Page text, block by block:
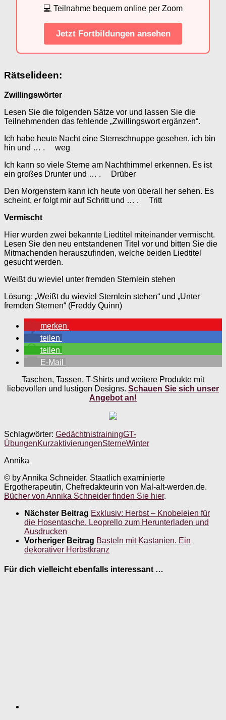
💻 Teilnahme bequem online per Zoom
Jetzt Fortbildungen ansehen
Rätselideen:
Zwillingswörter
Lesen Sie die folgenden Sätze vor und lassen Sie die
Teilnehmenden das fehlende „Zwillingswort ergänzen“.
Ich habe heute Nacht eine Sternschnuppe gesehen, ich bin
hin und … . weg
Ich kann so viele Sterne am Nachthimmel erkennen. Es ist
ein großes Drunter und … . Drüber
Den Morgenstern kann ich heute von überall her sehen. Es
scheint, er folgt mir auf Schritt und … . Tritt
Vermischt
Hier wurden zwei bekannte Liedtitel miteinander vermischt.
Lesen Sie den neu entstandenen Titel vor und bitten Sie die
Mitmachenden herauszufinden, welche beiden Liedtitel
gesucht werden.
Weißt du wieviel unter fremden Sternlein stehen
Lösung: „Weißt du wieviel Sternlein stehen“ und „Unter
fremden Sternen“ (Freddy Quinn)
merken
teilen
teilen
E-Mail
Taschen, Tassen, T-Shirts und weitere Produkte mit
liebevollen und lustigen Designs. Schauen Sie sich unser
Angebot an!
Schlagwörter: GedächtnistrainingGT-
ÜbungenKurzaktivierungenSterneWinter
Annika
© by Annika Schneider. Staatlich examinierte
Ergotherapeutin, Chefredakteurin von Mal-alt-werden.de.
Bücher von Annika Schneider finden Sie hier.
Nächster Beitrag Exklusiv: Herbst – Knobeleien für
die Hosentasche. Leoprello zum Herunterladen und
Ausdrucken
Vorheriger Beitrag Basteln mit Kastanien. Ein
dekorativer Herbstkranz
Für dich vielleicht ebenfalls interessant …